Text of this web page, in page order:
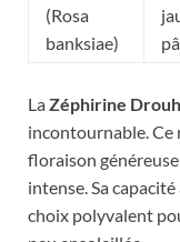
(Rosa
banksiae)
LaZéphirine
incontournable.
floraison
intense. Sa
choix polyvalent